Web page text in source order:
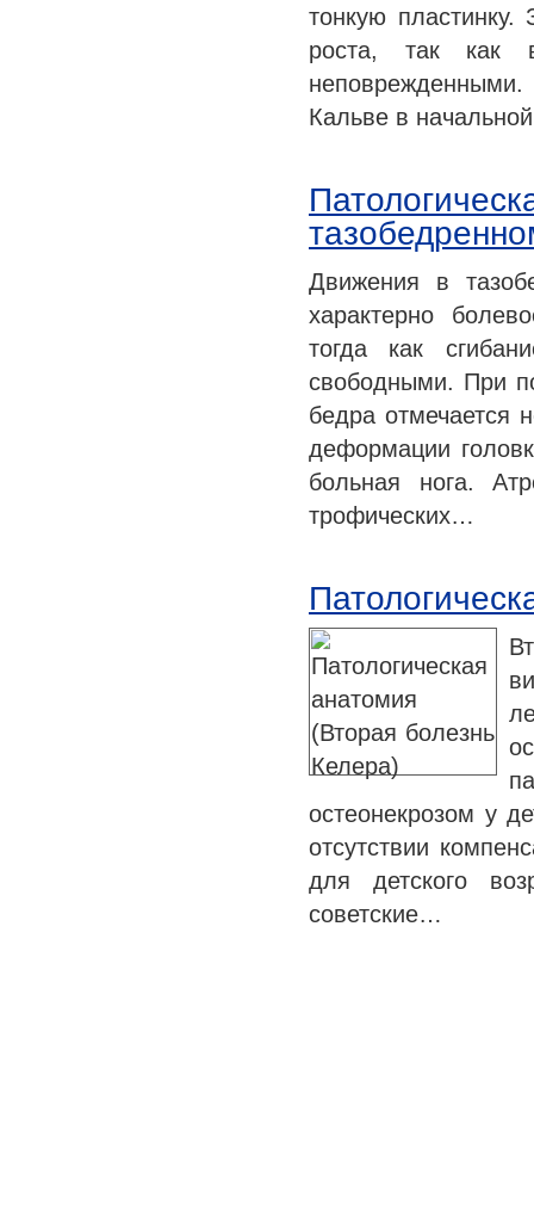
тонкую пластинку.
роста, так как
Кальве в
Движения в
характерно
тогда как
свободными. При
бедра отмечается
деформации
больная нога.
трофических…
остеонекрозом у
отсутствии
для детского
советские…